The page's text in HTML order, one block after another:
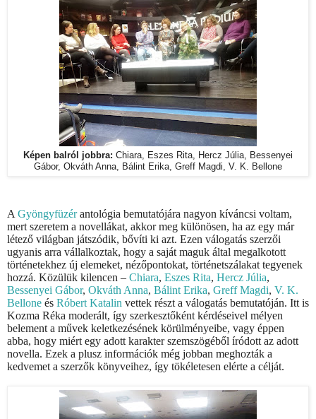
Képen balról jobbra: Chiara, Eszes Rita, Hercz Júlia, Bessenyei
Gábor, Okváth Anna, Bálint Erika, Greff Magdi, V. K. Bellone
A Gyöngyfüzérantológia bemutatójára nagyon kíváncsi voltam,
mert szeretem a novellákat, akkor meg különösen, ha az egy már
létező világban játszódik, bővíti ki azt. Ezen válogatás szerzői
ugyanis arra vállalkoztak, hogy a saját maguk által megalkotott
történetekhez új elemeket, nézőpontokat, történetszálakat tegyenek
hozzá. Közülük kilencen – Chiara, Eszes Rita, Hercz Júlia,
Bessenyei Gábor, Okváth Anna, Bálint Erika, Greff Magdi, V. K.
Bellone és Róbert Katalin vettek részt a válogatás bemutatóján. Itt is
Kozma Réka moderált, így szerkesztőként kérdéseivel mélyen
belement a művek keletkezésének körülményeibe, vagy éppen
abba, hogy miért egy adott karakter szemszögéből íródott az adott
novella. Ezek a plusz információk még jobban meghozták a
kedvemet a szerzők könyveihez, így tökéletesen elérte a célját.